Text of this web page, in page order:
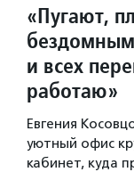
«Пугают,
и всех
работаю»
Евгения
уютный офис
кабинет, куда